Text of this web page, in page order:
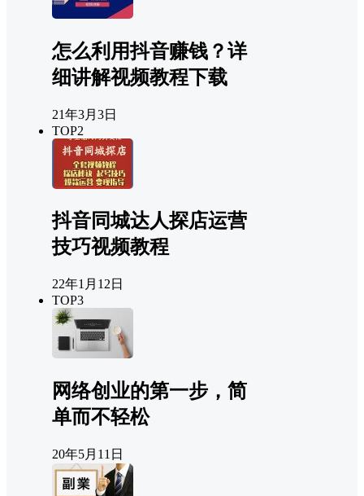
怎么利用抖音赚钱？详
细讲解视频教程下载
21年3月3日
TOP2
抖音同城达人探店运营
技巧视频教程
22年1月12日
TOP3
网络创业的第一步，简
单而不轻松
20年5月11日